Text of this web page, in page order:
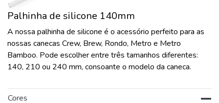
Palhinha de silicone 140mm
A nossa palhinha de silicone é o acessório perfeito para as
nossas canecas Crew, Brew, Rondo, Metro e Metro
Bamboo. Pode escolher entre três tamanhos diferentes:
140, 210 ou 240 mm, consoante o modelo da caneca.
Cores